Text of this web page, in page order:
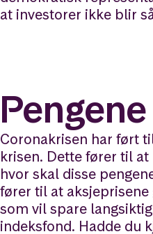
at investorer ikke blir
Coronakrisen har ført
krisen. Dette fører til
hvor skal disse
fører til at
som vil spare
indeksfond. Hadde du